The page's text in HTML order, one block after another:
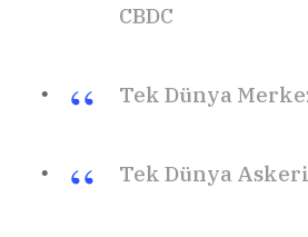
CBDC
Tek Dünya
Tek Dünya Askeri